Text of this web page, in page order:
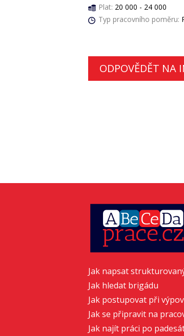
Plat: 20 000 - 24 000
Typ pracovního poměru:
ODPOVĚDĚT NA
Jak napsat
Jak hledat brigádu
Jak postupovat při
Jak se připravit na
Jak najít práci po